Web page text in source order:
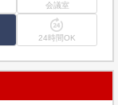
会議室
24時間OK